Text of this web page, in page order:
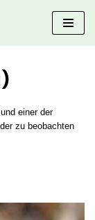
einer der
zu beobachten